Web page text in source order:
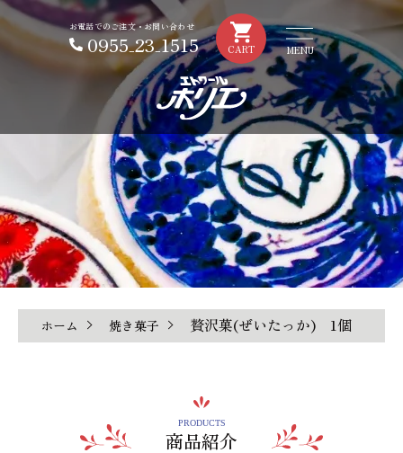
お電話でのご注文・お問い合わせ
0955₋23₋1515 CART
ホーム 焼き菓子 贅沢菓(ぜいたっか) 1個
PRODUCTS
商品紹介